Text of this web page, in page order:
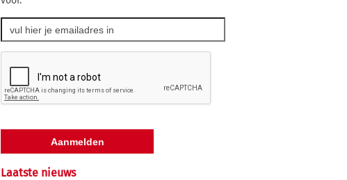
Laatste nieuws